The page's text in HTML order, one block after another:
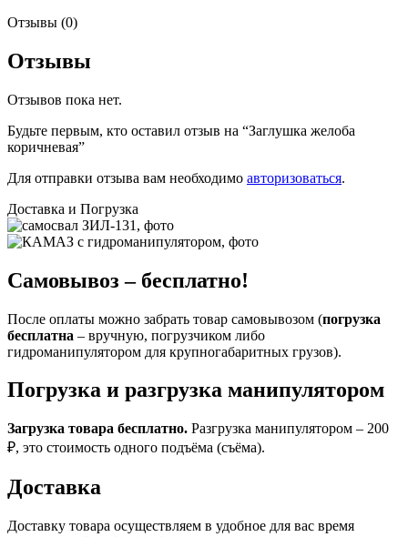
Отзывы (0)
Отзывы
Отзывов пока нет.
Будьте первым, кто оставил отзыв на “Заглушка желоба
коричневая”
Для отправки отзыва вам необходимо авторизоваться.
Доставка и Погрузка
Самовывоз – бесплатно!
После оплаты можно забрать товар самовывозом (погрузка
бесплатна – вручную, погрузчиком либо
гидроманипулятором для крупногабаритных грузов).
Погрузка и разгрузка манипулятором
Загрузка товара бесплатно. Разгрузка манипулятором – 200
₽, это стоимость одного подъёма (съёма).
Доставка
Доставку товара осуществляем в удобное для вас время